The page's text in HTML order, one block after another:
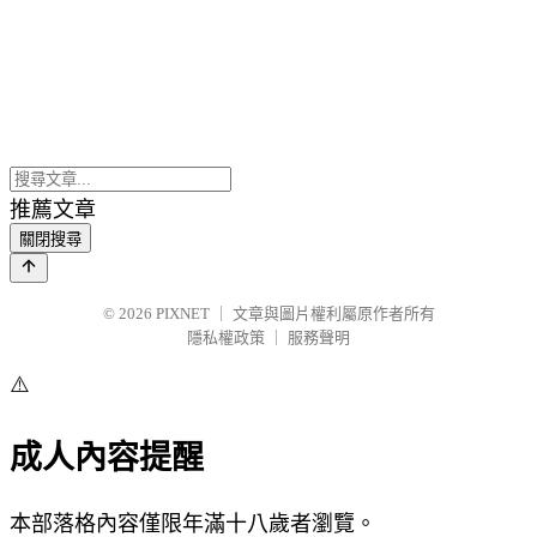
推薦文章
關閉搜尋
© 2026 PIXNET
文章與圖片權利屬原作者所有
隱私權政策
服務聲明
⚠️
成人內容提醒
本部落格內容僅限年滿十八歲者瀏覽。